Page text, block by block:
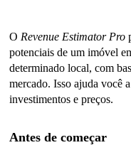
O Revenue Estimator Pro
potenciais de um imóvel
determinado local, com
mercado. Isso ajuda você
investimentos e preços.
Antes de começar